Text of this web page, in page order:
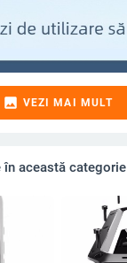
image VEZI MAI MULT
în această categorie